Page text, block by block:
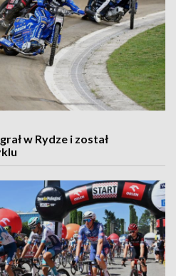
w Rydze i został